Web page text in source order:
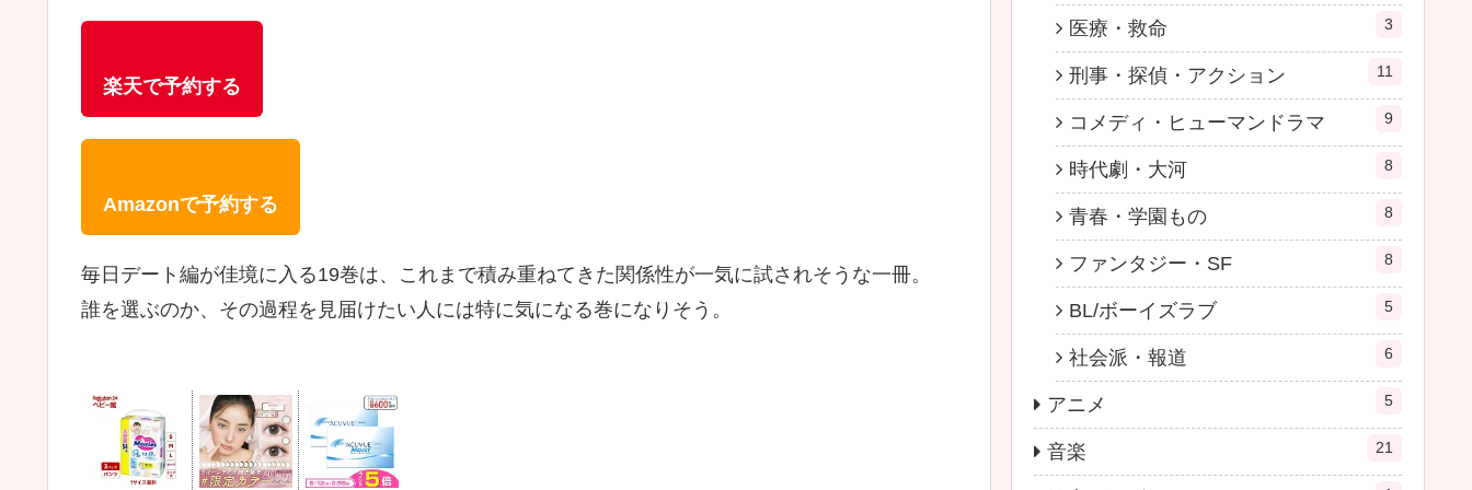
楽天で予約する
Amazonで予約する
毎日デート編が佳境に入る19巻は、これまで積み重ねてきた関係性が一気に試されそうな一冊。
誰を選ぶのか、その過程を見届けたい人には特に気になる巻になりそう。
医療・救命 3
刑事・探偵・アクション 11
コメディ・ヒューマンドラマ 9
時代劇・大河 8
青春・学園もの 8
ファンタジー・SF 8
BL/ボーイズラブ 5
社会派・報道 6
アニメ 5
音楽 21